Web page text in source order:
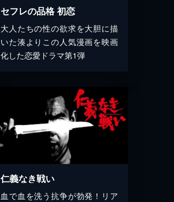
セフレの品格 初恋
大人たちの性の欲求を大胆に描
いた湊よりこの人気漫画を映画
化した恋愛ドラマ第1弾
仁義なき戦い
血で血を洗う抗争が勃発！リア